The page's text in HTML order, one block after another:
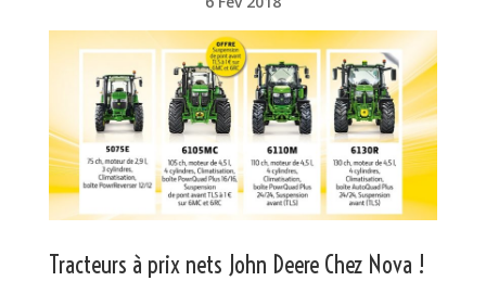
Tracteurs à prix nets John Deere Chez Nova !